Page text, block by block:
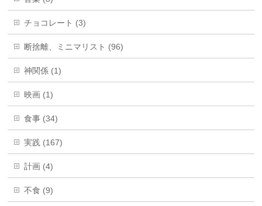
チョコレート (3)
断捨離、ミニマリスト (96)
神関係 (1)
映画 (1)
食事 (34)
実践 (167)
計画 (4)
不食 (9)